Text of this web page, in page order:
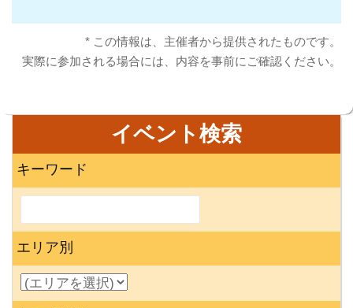
* この情報は、主催者から提供されたものです。
実際に参加される場合には、内容を事前にご確認ください。
イベント検索
キーワード
エリア別